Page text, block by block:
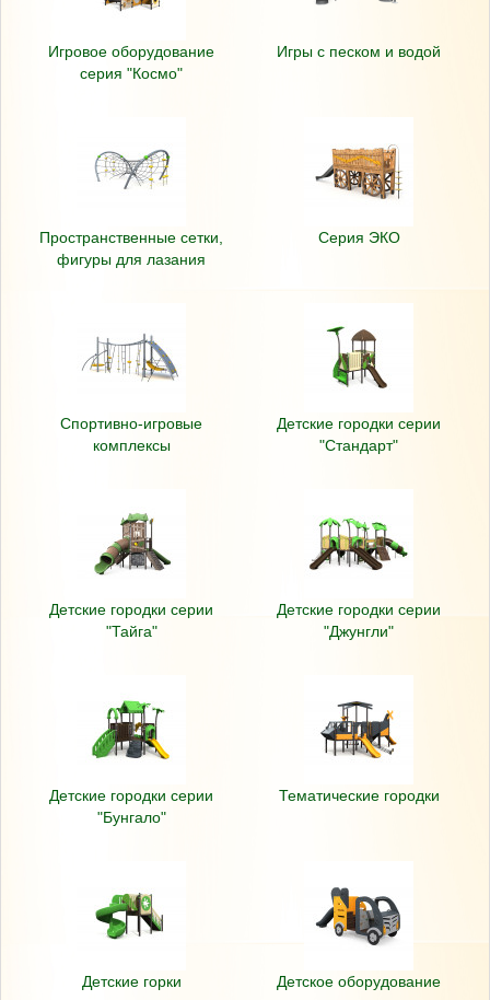
Игровое оборудование
серия "Космо"
Игры с песком и водой
Пространственные сетки,
фигуры для лазания
Серия ЭКО
Спортивно-игровые
комплексы
Детские городки серии
"Стандарт"
Детские городки серии
"Тайга"
Детские городки серии
"Джунгли"
Детские городки серии
"Бунгало"
Тематические городки
Детские горки Детское оборудование